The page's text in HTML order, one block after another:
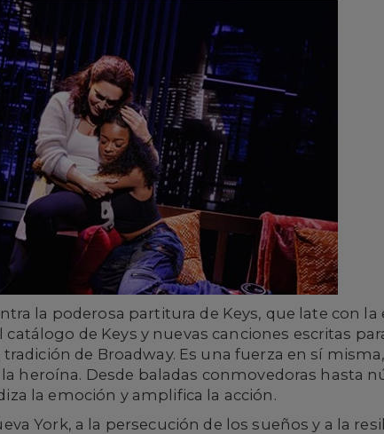
la poderosa partitura de Keys, que late con la
de Keys y nuevas canciones escritas
de Broadway. Es una fuerza en sí misma,
heroína. Desde baladas conmovedoras hasta
la emoción y amplifica la acción.
York, a la persecución de los sueños y a la